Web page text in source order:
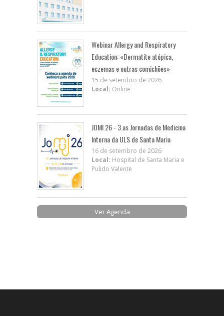
Webinar Allergy and Respiratory
Education: «Dermatite atópica,
eczemas e outras comichões»
15 de setembro de 2026
Local: Online
JOMI 26 - 3.as Jornadas de Medicina
Interna da ULS de Santa Maria
16 de setembro de 2026
Local: Hospital de Santa Maria e
Pulido Valente
Ver Agenda